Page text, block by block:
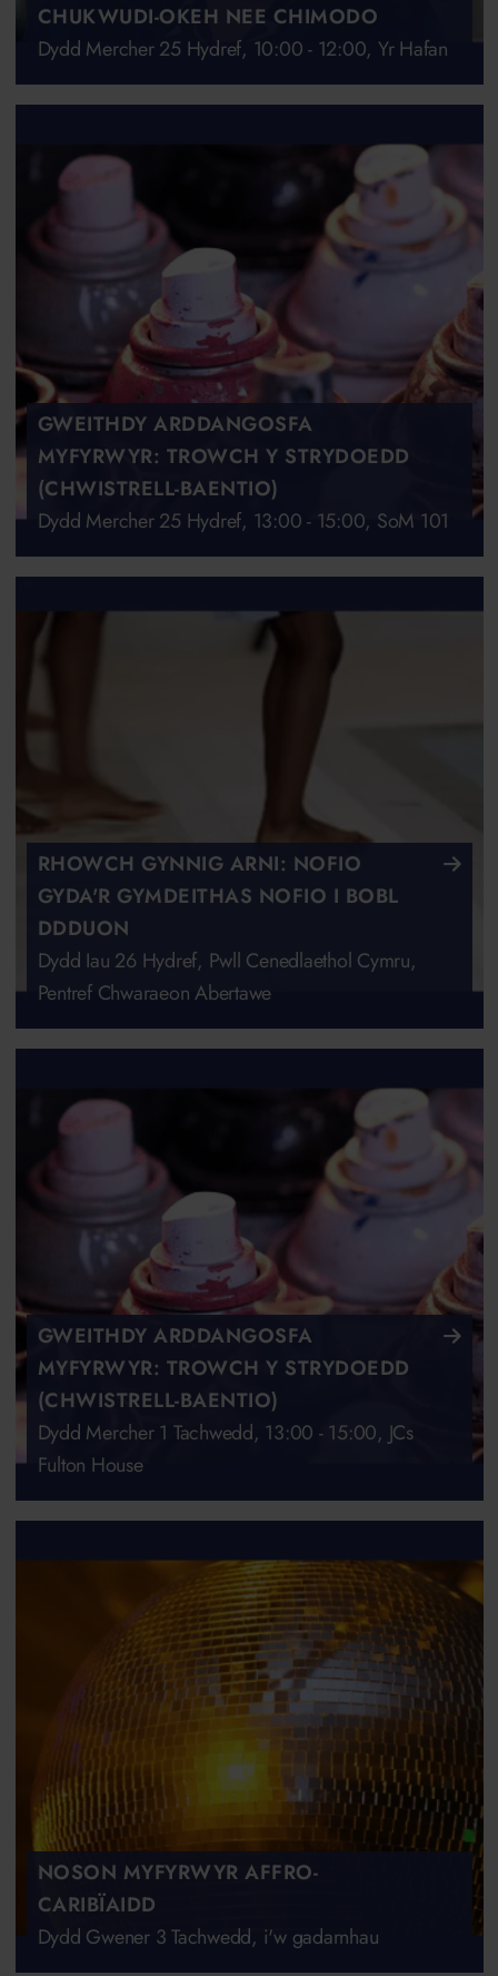
CHUKWUDI-OKEH NEE CHIMODO
Dydd Mercher 25 Hydref, 10:00 - 12:00, Yr Hafan
GWEITHDY ARDDANGOSFA
MYFYRWYR: TROWCH Y STRYDOEDD
(CHWISTRELL-BAENTIO)
Dydd Mercher 25 Hydref, 13:00 - 15:00, SoM 101
RHOWCH GYNNIG ARNI: NOFIO
GYDA'R GYMDEITHAS NOFIO I BOBL
DDDUON
Dydd Iau 26 Hydref, Pwll Cenedlaethol Cymru,
Pentref Chwaraeon Abertawe
GWEITHDY ARDDANGOSFA
MYFYRWYR: TROWCH Y STRYDOEDD
(CHWISTRELL-BAENTIO)
Dydd Mercher 1 Tachwedd, 13:00 - 15:00, JCs
Fulton House
NOSON MYFYRWYR AFFRO-
CARIBÏAIDD
Dydd Gwener 3 Tachwedd, i'w gadarnhau